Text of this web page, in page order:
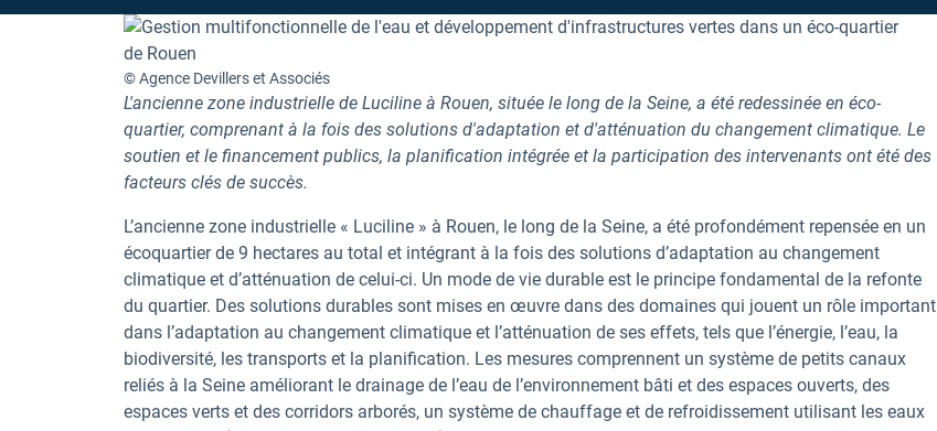
© Agence Devillers et Associés
L'ancienne zone industrielle de Luciline à Rouen, située le long de la Seine, a été redessinée en éco-
quartier, comprenant à la fois des solutions d'adaptation et d'atténuation du changement climatique. Le
soutien et le financement publics, la planification intégrée et la participation des intervenants ont été des
facteurs clés de succès.
L’ancienne zone industrielle « Luciline » à Rouen, le long de la Seine, a été profondément repensée en un
écoquartier de 9 hectares au total et intégrant à la fois des solutions d’adaptation au changement
climatique et d’atténuation de celui-ci. Un mode de vie durable est le principe fondamental de la refonte
du quartier. Des solutions durables sont mises en œuvre dans des domaines qui jouent un rôle important
dans l’adaptation au changement climatique et l’atténuation de ses effets, tels que l’énergie, l’eau, la
biodiversité, les transports et la planification. Les mesures comprennent un système de petits canaux
reliés à la Seine améliorant le drainage de l’eau de l’environnement bâti et des espaces ouverts, des
espaces verts et des corridors arborés, un système de chauffage et de refroidissement utilisant les eaux